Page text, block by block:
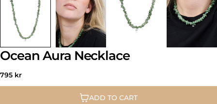
Ocean Aura Necklace
Regular
price
795 kr
ADD TO CART